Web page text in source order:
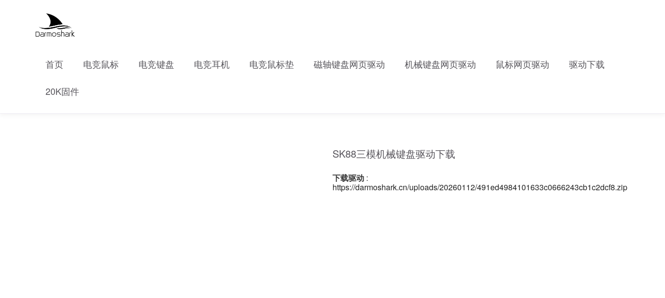
首页 电竞鼠标 电竞键盘 电竞耳机 电竞鼠标垫 磁轴键盘网页驱动 机械键盘网页驱动 鼠标网页驱动 驱动下载
20K固件
SK88三模机械键盘驱动下载
下载驱动 :
https://darmoshark.cn/uploads/20260112/491ed4984101633c0666243cb1c2dcf8.zip